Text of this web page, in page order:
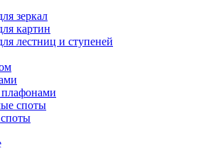
зеркал
картин
лестниц и ступеней
споты